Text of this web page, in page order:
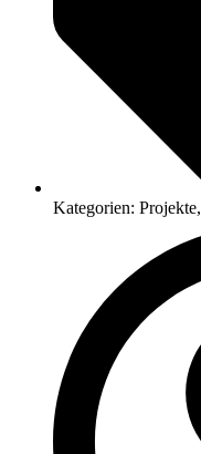
Kategorien: Projekte,